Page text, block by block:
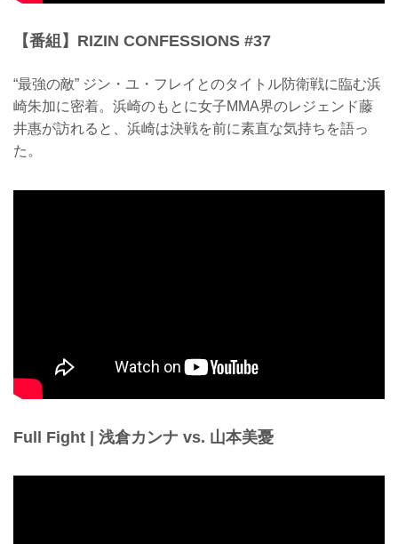
【番組】RIZIN CONFESSIONS #37
“最強の敵” ジン・ユ・フレイとのタイトル防衛戦に臨む浜
崎朱加に密着。浜崎のもとに女子MMA界のレジェンド藤
井惠が訪れると、浜崎は決戦を前に素直な気持ちを語っ
た。
Full Fight | 浅倉カンナ vs. 山本美憂